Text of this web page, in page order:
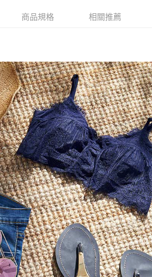
先享後付 」之結帳頁面顯示為準，若有關於
有限公司提供之「AFTEE先享後付」服務完成之交
圍內提供個人資料，並將交易相關給付款項請求債
限公司。
宜，請瀏覽以下網址：
先徵得法定代理人或監護人之同意方可使用
未經同意申辦者引起之損失，本公司不負相關責
付」時，將依據個別帳號之用戶狀況，依本公司即
度；若仍有額度不足之情形，本公司將視審查結果
號或使用他人資訊註冊。若發現惡意使用之情形，
權停止該用戶之使用額度並採取法律行動。
含以上)免運費
含以上)免運費
含以上)免運費
含以上)免運費
請主動於2天內與線上客服核對收
單將自動取消)
查看運費
商品規格 相關推薦